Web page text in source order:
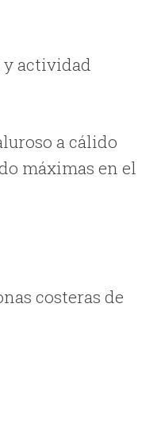
y actividad
a cálido
máximas en el
costeras de